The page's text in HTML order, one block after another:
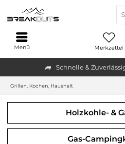
Schnelle &
Merkzettel
Menü
Grillen, Kochen, Haushalt
Holzkohle- &
Gas-